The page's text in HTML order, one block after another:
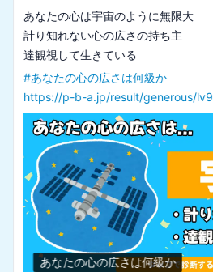
あなたの心は宇宙のように無限大
計り知れない心の広さの持ち主
#あなたの心の広さは何級か
https://p-b-a.jp/result/generous/lv9
あなたの心の広さは何級か